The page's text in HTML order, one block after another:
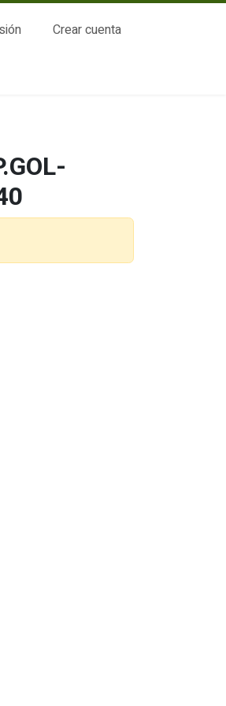
Crear cuenta